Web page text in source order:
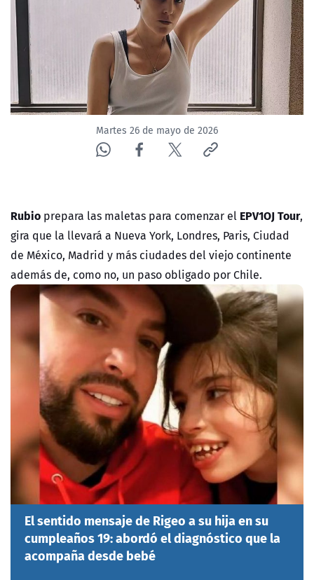
ACTUALIDAD Y TENDENCIAS
CORPORATIVO Y TRANSPARENCIA
CANAL DE DENUNCIAS
ÁREA DE PROYECTOS
Martes 26 de mayo de 2026
Rubio prepara las maletas para comenzar el EPV1OJ Tour,
gira que la llevará a Nueva York, Londres, Paris, Ciudad
de México, Madrid y más ciudades del viejo continente
además de, como no, un paso obligado por Chile.
El sentido mensaje de Rigeo a su hija en su
cumpleaños 19: abordó el diagnóstico que la
acompaña desde bebé